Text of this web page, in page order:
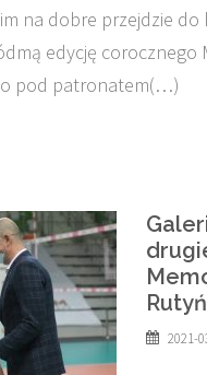
na dobre przejdzie do
edycję corocznego
pod patronatem(…)
2021-